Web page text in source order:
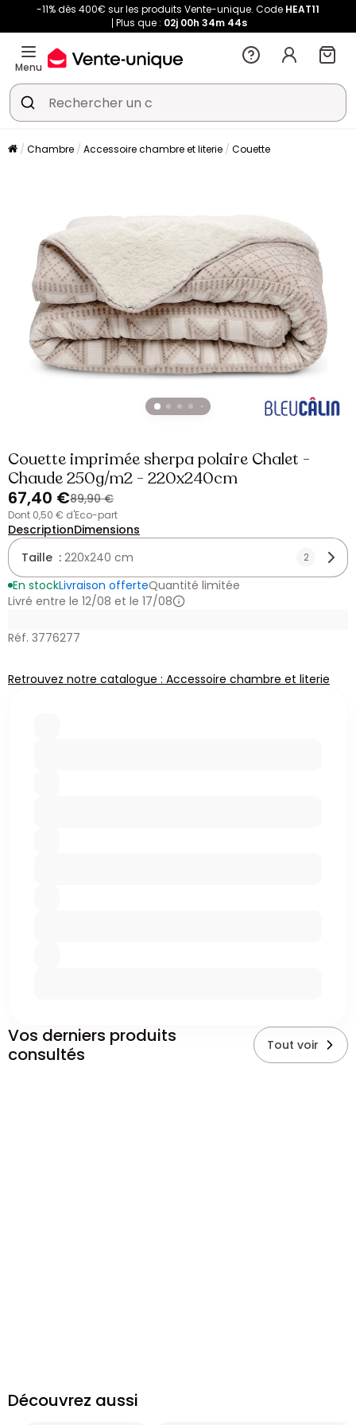
-11% dès 400€ sur les produits Vente-unique. Code HEAT11
Plus que : 02j 00h 34m 44s
Menu
Chambre Accessoire chambre et literie Couette
Couette imprimée sherpa polaire Chalet -
Chaude 250g/m2 - 220x240cm
67,40 €89,90 €
dont 0,50 € d'Eco-part
DescriptionDimensions
Taille : 220x240 cm 2
En stockLivraison offerteQuantité limitée
Livré entre le 12/08 et le 17/08
Réf. 3776277
Retrouvez notre catalogue : Accessoire chambre et literie
Vos derniers produits
consultés
Tout voir
Découvrez aussi